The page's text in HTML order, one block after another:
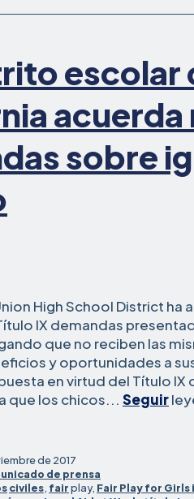
escolar
acuerda
sobre
High School District ha
IX demandas
que no reciben las
y oportunidades a
en virtud del Título IX
que los chicos... Seguir
de 2017
de prensa
civiles, fairplay, Fair Play for Girls